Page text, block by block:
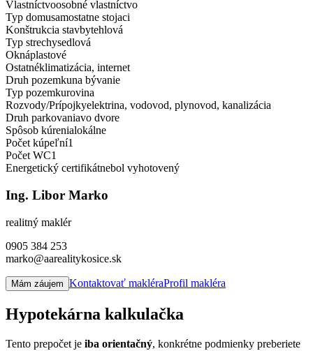
Vlastníctvoosobné vlastníctvo
Typ domusamostatne stojaci
Konštrukcia stavbytehlová
Typ strechysedlová
Oknáplastové
Ostatnéklimatizácia, internet
Druh pozemkuna bývanie
Typ pozemkurovina
Rozvody/Prí­pojkyelektrina, vodovod, plynovod, kanalizácia
Druh parkovaniavo dvore
Spôsob kúrenialokálne
Počet kúpeľní­1
Počet WC1
Energetický certifikátnebol vyhotovený
Ing. Libor Marko
realitný maklér
0905 384 253
marko@aarealitykosice.sk
Mám záujem Kontaktovať makléraProfil makléra
Hypotekárna kalkulačka
Tento prepočet je iba orientačný, konkrétne podmienky preberiete